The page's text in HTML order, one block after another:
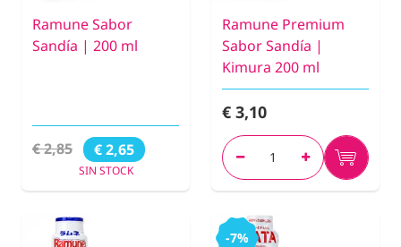
Ramune Sabor
Sandía | 200 ml
€ 2,85 € 2,65
SIN STOCK
Ramune Premium
Sabor Sandía |
Kimura 200 ml
€ 3,10
-7%